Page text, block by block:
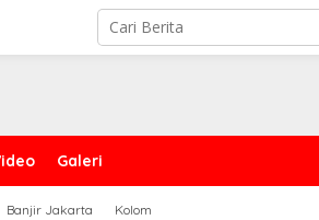
Galeri
Banjir Jakarta Kolom